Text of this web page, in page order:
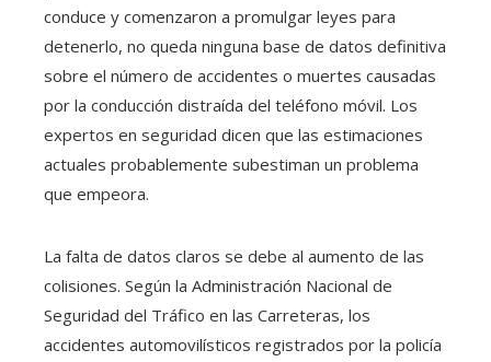
conduce y comenzaron a promulgar leyes para
detenerlo, no queda ninguna base de datos definitiva
sobre el número de accidentes o muertes causadas
por la conducción distraída del teléfono móvil. Los
expertos en seguridad dicen que las estimaciones
actuales probablemente subestiman un problema
que empeora.
La falta de datos claros se debe al aumento de las
colisiones. Según la Administración Nacional de
Seguridad del Tráfico en las Carreteras, los
accidentes automovilísticos registrados por la policía